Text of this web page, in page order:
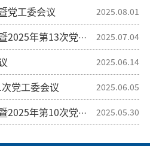
2025.08.01
党工委会议
2025.07.04
年第13次党工委会议
2025.06.14
2025.06.05
党工委会议
2025.05.30
年第10次党工委会议